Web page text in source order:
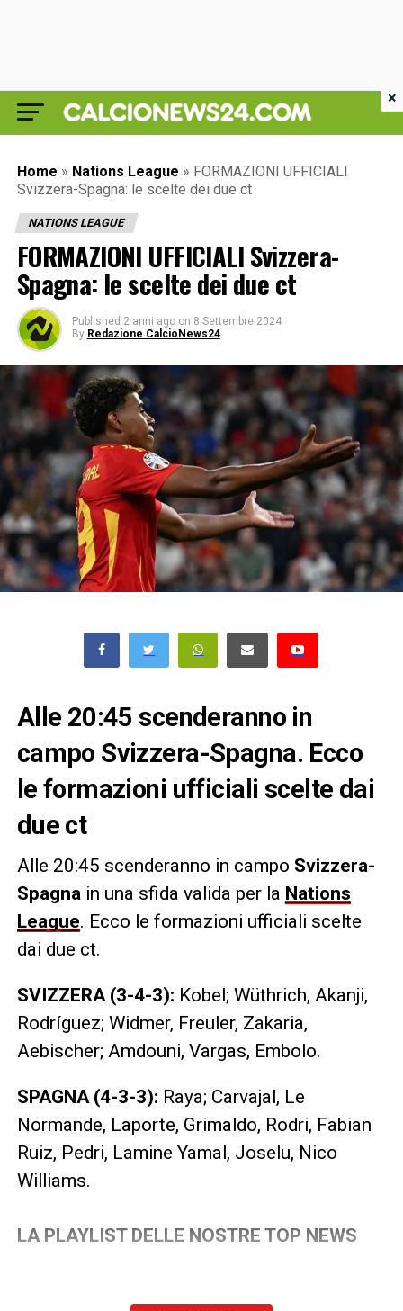
Home » Nations League » FORMAZIONI UFFICIALI
Svizzera-Spagna: le scelte dei due ct
NATIONS LEAGUE
FORMAZIONI UFFICIALI Svizzera-
Spagna: le scelte dei due ct
Published 2 anni ago on 8 Settembre 2024
By Redazione CalcioNews24
Alle 20:45 scenderanno in
campo Svizzera-Spagna. Ecco
le formazioni ufficiali scelte dai
due ct
Alle 20:45 scenderanno in campo Svizzera-
Spagna in una sfida valida per la Nations
League. Ecco le formazioni ufficiali scelte
dai due ct.
SVIZZERA (3-4-3): Kobel; Wüthrich, Akanji,
Rodríguez; Widmer, Freuler, Zakaria,
Aebischer; Amdouni, Vargas, Embolo.
SPAGNA (4-3-3): Raya; Carvajal, Le
Normande, Laporte, Grimaldo, Rodri, Fabian
Ruiz, Pedri, Lamine Yamal, Joselu, Nico
Williams.
LA PLAYLIST DELLE NOSTRE TOP NEWS
×